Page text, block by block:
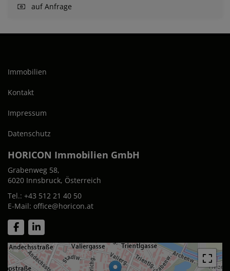
auf Anfrage
Immobilien
Kontakt
Impressum
Datenschutz
HORICON Immobilien GmbH
Grabenweg 58,
6020 Innsbruck, Österreich
Tel.: +43 512 21 40 50
E-Mail: office@horicon.at